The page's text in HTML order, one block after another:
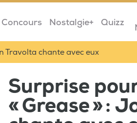
Concours Nostalgie+ Quizz
Travolta chante avec eux
Surprise
« Grease » :